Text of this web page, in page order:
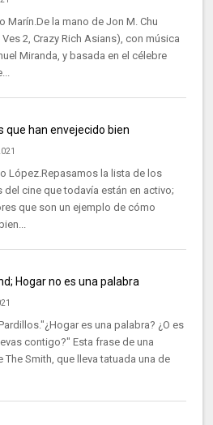
Marín.De la mano de Jon M. Chu
2, Crazy Rich Asians), con música
Miranda, y basada en el célebre
que han envejecido bien
López.Repasamos la lista de los
del cine que todavía están en activo;
que son un ejemplo de cómo
Hogar no es una palabra
es una palabra? ¿O es
contigo?" Esta frase de una
The Smith, que lleva tatuada una de